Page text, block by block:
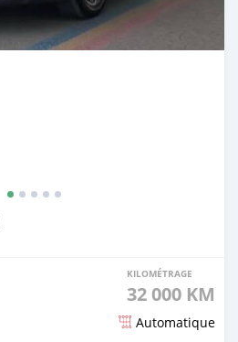
KILOMÉTRAGE
32 000 KM
Automatique